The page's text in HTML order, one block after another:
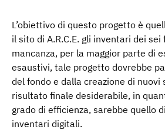
L’obiettivo di questo progetto è
il sito di A.R.C.E. gli inventari dei
mancanza, per la maggior parte di
esaustivi, tale progetto dovrebbe
del fondo e dalla creazione di
risultato finale desiderabile, in
grado di efficienza, sarebbe quello
inventari digitali.